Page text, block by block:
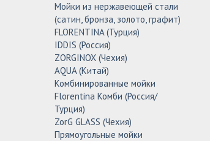
Мойки из нержавеющей стали
(сатин, бронза, золото, графит)
FLORENTINA (Турция)
IDDIS (Россия)
ZORGINOX (Чехия)
AQUA (Китай)
Комбинированные мойки
Florentina Комби (Россия/
Турция)
ZorG GLASS (Чехия)
Прямоугольные мойки